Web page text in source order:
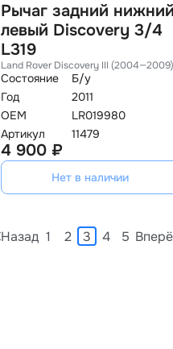
Рычаг задний нижний
левый Discovery 3/4
L319
Land Rover Discovery III (2004—2009)
Состояние
Б/у
Год
2011
OEM
LR019980
Артикул
11479
4 900 ₽
Нет в наличии
Назад 1 2 3 4 5